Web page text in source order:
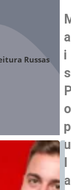
Russas
a
i
s
o
p
u
a